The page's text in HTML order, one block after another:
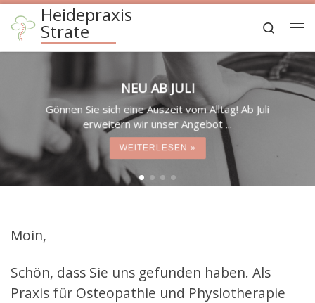
Zum Inhalt springen
Heidepraxis
Strate
Search
NEU AB JULI
Gönnen Sie sich eine Auszeit vom Alltag! Ab Juli
erweitern wir unser Angebot ...
WEITERLESEN »
Moin,
Schön, dass Sie uns gefunden haben. Als
Praxis für Osteopathie und Physiotherapie